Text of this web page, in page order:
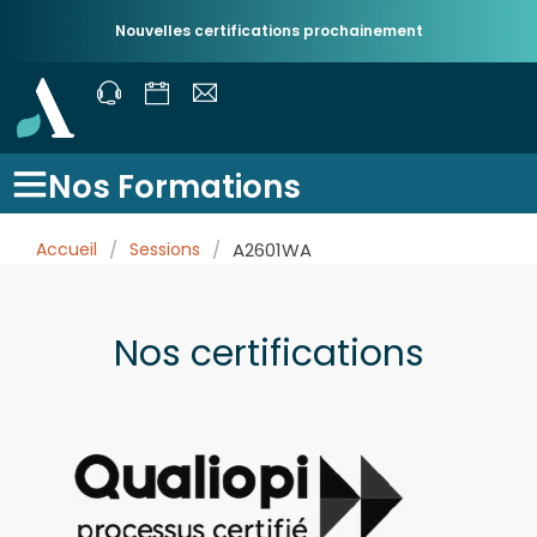
Nouvelles certifications prochainement
Nos Formations
Accueil / Sessions / A2601WA
Nos certifications